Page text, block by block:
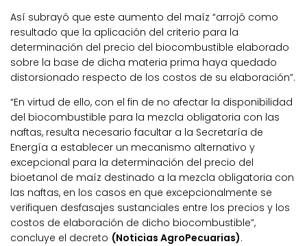
Así subrayó que este aumento del maíz “arrojó como
resultado que la aplicación del criterio para la
determinación del precio del biocombustible elaborado
sobre la base de dicha materia prima haya quedado
distorsionado respecto de los costos de su elaboración”.
“En virtud de ello, con el fin de no afectar la disponibilidad
del biocombustible para la mezcla obligatoria con las
naftas, resulta necesario facultar a la Secretaría de
Energía a establecer un mecanismo alternativo y
excepcional para la determinación del precio del
bioetanol de maíz destinado a la mezcla obligatoria con
las naftas, en los casos en que excepcionalmente se
verifiquen desfasajes sustanciales entre los precios y los
costos de elaboración de dicho biocombustible”,
concluye el decreto (Noticias AgroPecuarias).